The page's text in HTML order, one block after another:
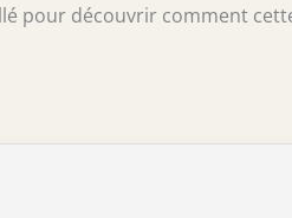
pour découvrir comment